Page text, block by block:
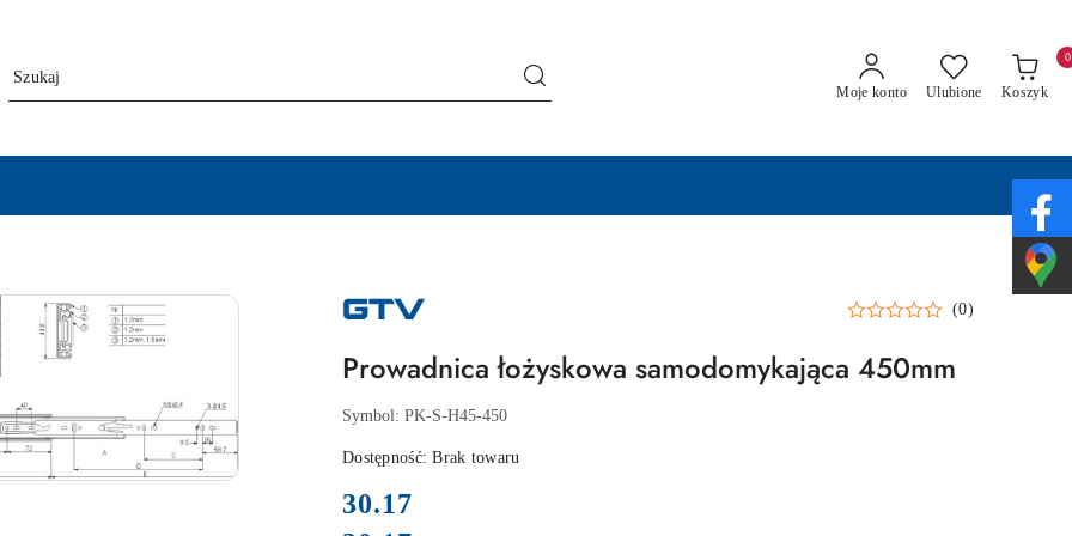
Moje konto Ulubione Koszyk
0
NAZWA
PRODUCENTA:
(0)
Prowadnica łożyskowa samodomykająca 450mm
Symbol: PK-S-H45-450
Dostępność:Brak towaru
cena:
30.17